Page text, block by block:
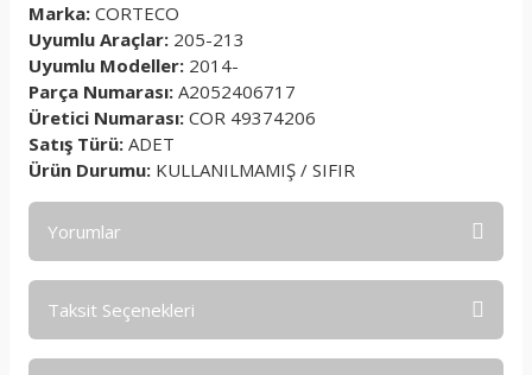
Marka: CORTECO
Uyumlu Araçlar: 205-213
Uyumlu Modeller: 2014-
Parça Numarası: A2052406717
Üretici Numarası: COR 49374206
Satış Türü: ADET
Ürün Durumu: KULLANILMAMIŞ / SIFIR
Yorumlar
Taksit Seçenekleri